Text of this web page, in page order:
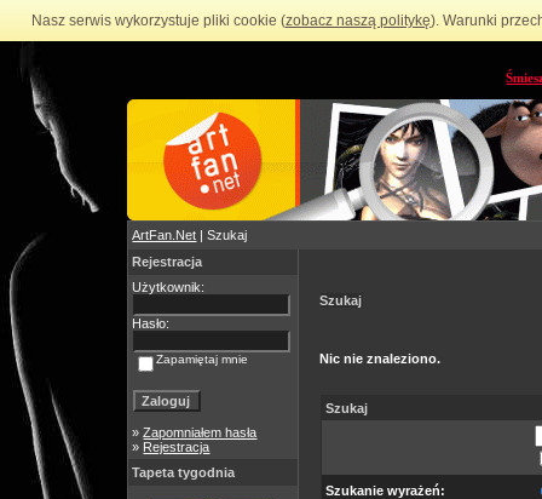
Nasz serwis wykorzystuje pliki cookie (zobacz naszą politykę). Warunki
ArtFan.Net | Szukaj
Rejestracja
Użytkownik:
Hasło:
Zapamiętaj mnie
»Zapomniałem hasła
» Rejestracja
Tapeta tygodnia
Szukaj
Nic nie znaleziono.
Szukaj
Szukanie wyrażeń: